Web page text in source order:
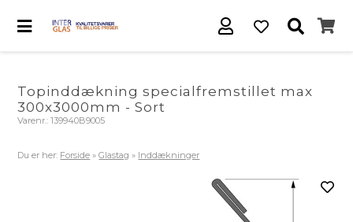
Topinddækning specialfremstillet max
300x3000mm - Sort
Varenr.:139940B9005
Du er her: Forside »Glastag » Inddækninger